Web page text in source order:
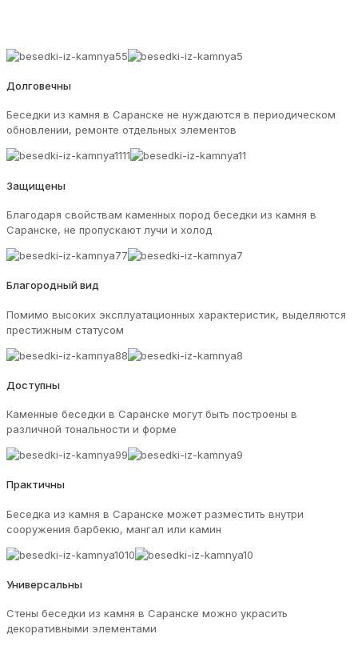
Долговечны
Беседки из камня в Саранске не нуждаются в периодическом
обновлении, ремонте отдельных элементов
Защищены
Благодаря свойствам каменных пород беседки из камня в
Саранске, не пропускают лучи и холод
Благородный вид
Помимо высоких эксплуатационных характеристик, выделяются
престижным статусом
Доступны
Каменные беседки в Саранске могут быть построены в
различной тональности и форме
Практичны
Беседка из камня в Саранске может разместить внутри
сооружения барбекю, мангал или камин
Универсальны
Стены беседки из камня в Саранске можно украсить
декоративными элементами